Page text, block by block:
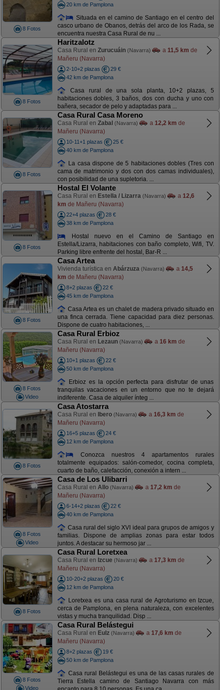
8 Fotos
20 km de Pamplona
Situada en el camino de Santiago en el centro del
casco urbano de Obanos, detrás del arco de los Rada, se
encuentra nuestra Casa Rural de nu ...
8 Fotos
Haritzalotz
Casa Rural en Zurucuáin (Navarra) a 11,5 km de
Mañeru (Navarra)
2-10+2 plazas
29 €
42 km de Pamplona
Casa rural de una sola planta, 10+2 plazas, 5
habitaciones dobles, 3 baños, dos con ducha y uno con
bañera, secador de pelo y adaptadas para ...
8 Fotos
Casa Rural Casa Moreno
Casa Rural en Zabal (Navarra) a 12,2 km de
Mañeru (Navarra)
10-11+1 plazas
25 €
40 km de Pamplona
La casa dispone de 5 habitaciones dobles (Tres con
cama de matrimonio y dos con dos camas individuales),
con posibilidad de una supletoria. ...
8 Fotos
Hostal El Volante
Casa Rural en Estella / Lizarra (Navarra) a 12,6
km de Mañeru (Navarra)
22+4 plazas
28 €
38 km de Pamplona
Hostal nuevo en el Camino de Santiago en
Estella/Lizarra, habitaciones con baño completo, Wifi, TV.
Parking libre enfrente del hostal, Bar-R ...
8 Fotos
Casa Artea
Vivienda turística en Abárzuza (Navarra) a 14,5
km de Mañeru (Navarra)
8+2 plazas
22 €
45 km de Pamplona
Casa Artea es un chalet de madera privado situado en
una finca cerrada. Tiene capacidad para diez personas.
Dispone de cuatro habitaciones, ...
8 Fotos
Video
Casa Rural Erbioz
Casa Rural en Lezaun (Navarra) a 16 km de
Mañeru (Navarra)
10+1 plazas
22 €
50 km de Pamplona
Erbioz es la opción perfecta para disfrutar de unas
tranquilas vacaciones en un entorno que no te dejará
indiferente. Casa de alquiler ínteg ...
8 Fotos
Casa Atostarra
Casa Rural en Ibero (Navarra) a 16,3 km de
Mañeru (Navarra)
16+5 plazas
24 €
12 km de Pamplona
Conozca nuestros 4 apartamentos rurales
totalmente equipados: salón-comedor, cocina completa,
cuarto de baño, calefacción, conexión a intern ...
8 Fotos
Video
Casa de Los Ulibarri
Casa Rural en Allo (Navarra) a 17,2 km de
Mañeru (Navarra)
6-14+2 plazas
22 €
40 km de Pamplona
Casa rural del siglo XVI ideal para grupos de amigos y
familias. Dispone de amplias zonas para estar todos
juntos. A destacar su hermoso jar ...
8 Fotos
Casa Rural Loretxea
Casa Rural en Izcue (Navarra) a 17,3 km de
Mañeru (Navarra)
10-20+2 plazas
20 €
12 km de Pamplona
Loretxea es una casa rural de Agroturismo en Izcue,
cerca de Pamplona, en plena naturaleza, con excelentes
vistas y mucha tranquilidad. Disp ...
8 Fotos
Video
Casa Rural Belástegui
Casa Rural en Eulz (Navarra) a 17,6 km de
Mañeru (Navarra)
8+2 plazas
19 €
50 km de Pamplona
Casa rural Belástegui es una de las casas rurales de
Tierra Estella camino de Santiago Navarra con más